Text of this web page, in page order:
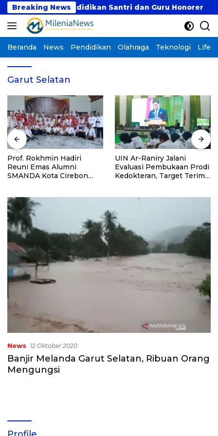
Langsung
ke
konten
Breaking News
Dukung Pendidikan Santri dan Guru Honorer
Beranda News Pendidikan Olahraga Teknologi
Garut Selatan
Prof. Rokhmin Hadiri
Reuni Emas Alumni
SMANDA Kota Cirebon
UIN Ar-Raniry Jalani
Evaluasi Pembukaan Prodi
Kedokteran, Target Terima
News 12 Oktober 2020
Banjir Melanda Garut Selatan, Ribuan Orang
Mengungsi